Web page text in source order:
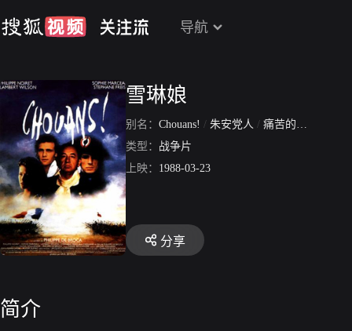
导航
雪琳娘
别名： Chouans! / 朱安党人 / 痛苦的抉择
类型： 战争片
上映： 1988-03-23
分享
简介